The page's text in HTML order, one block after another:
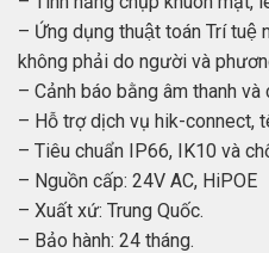
– Ứng dụng thuật toán Trí tuệ
không phải do người và
– Cảnh báo bằng âm thanh
– Hỗ trợ dịch vụ hik-connect,
– Tiêu chuẩn IP66, IK10 và
– Nguồn cấp: 24V AC, HiPOE
– Xuất xứ: Trung Quốc.
– Bảo hành: 24 tháng.